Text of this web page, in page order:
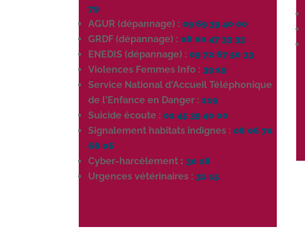
79
AGUR (dépannage) : 09 69 39 40 00
GRDF (dépannage) : 08 00 47 33 33
ENEDIS (dépannage) : 09 72 67 50 33
Violences Femmes Info : 39 19
Service National d'Accueil Téléphonique
de l'Enfance en Danger : 119
Suicide écoute : 01 45 39 40 00
Signalement habitats indignes : 08 06 70
68 06
Cyber-harcèlement :30 18
Urgences vétérinaires : 31 15